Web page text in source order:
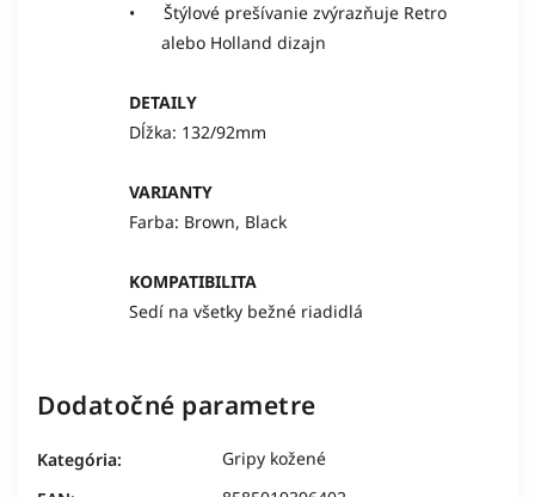
• Štýlové prešívanie zvýrazňuje Retro
alebo Holland dizajn
DETAILY
Dĺžka: 132/92mm
VARIANTY
Farba: Brown, Black
KOMPATIBILITA
Sedí na všetky bežné riadidlá
Dodatočné parametre
Kategória:
Gripy kožené